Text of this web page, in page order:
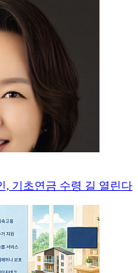
, 기초연금 수령 길 열린다